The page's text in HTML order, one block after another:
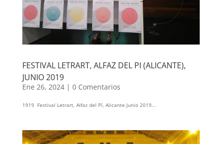
FESTIVAL LETRART, ALFAZ DEL PI (ALICANTE),
JUNIO 2019
Ene 26, 2024| 0 Comentarios
1919 Festival Letrart, Alfaz del Pí, Alicante Junio 2019...